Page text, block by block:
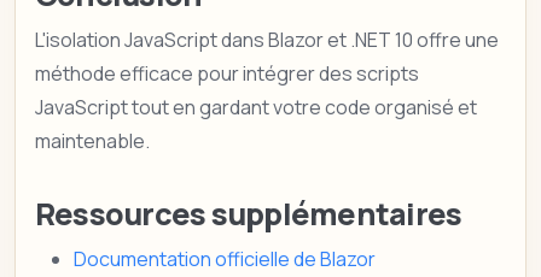
L'isolation JavaScript dans Blazor et .NET 10 offre une
méthode efficace pour intégrer des scripts
JavaScript tout en gardant votre code organisé et
maintenable.
Ressources supplémentaires
Documentation officielle de Blazor